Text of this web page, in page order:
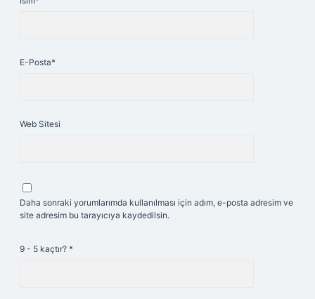
E-Posta*
Web Sitesi
Daha sonraki yorumlarımda kullanılması için adım, e-posta adresim ve
site adresim bu tarayıcıya kaydedilsin.
9 - 5 kaçtır? *